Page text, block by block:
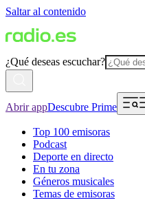
Saltar al contenido
¿Qué deseas escuchar?
Abrir appDescubre Prime
Top 100 emisoras
Podcast
Deporte en directo
En tu zona
Géneros musicales
Temas de emisoras